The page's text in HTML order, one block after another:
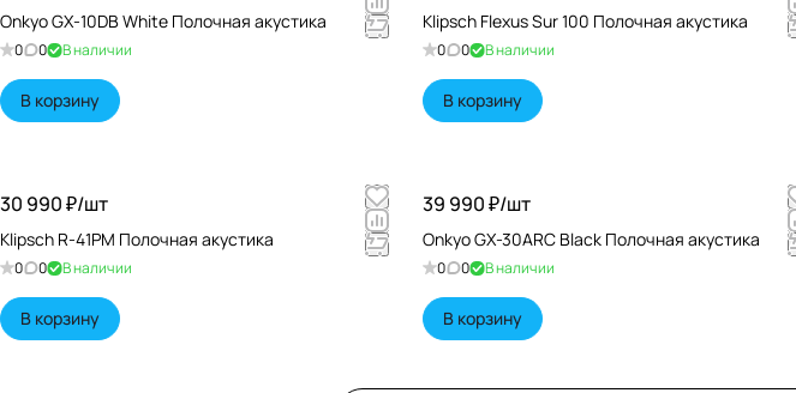
Onkyo GX-10DB White Полочная акустика
0 0 В наличии
В корзину
Klipsch Flexus Sur 100 Полочная акустика
0 0 В наличии
В корзину
30 990 ₽/шт
Klipsch R-41PM Полочная акустика
0 0 В наличии
В корзину
39 990 ₽/шт
Onkyo GX-30ARC Black Полочная акустика
0 0 В наличии
В корзину